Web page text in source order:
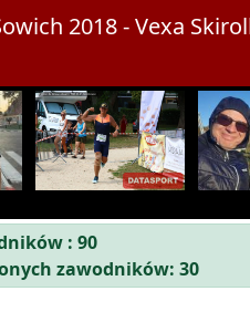
2018 - Vexa
: 90
zawodników: 30